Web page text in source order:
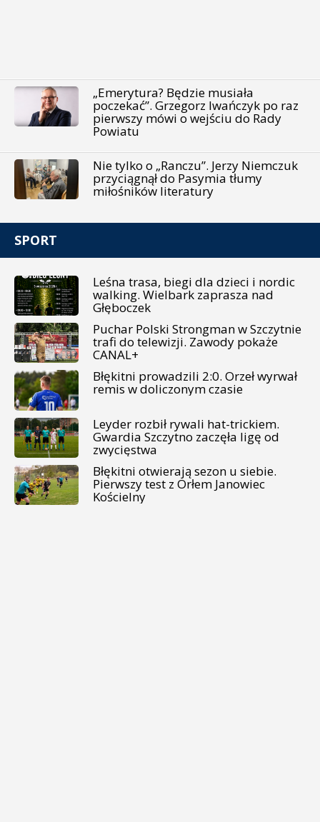
„Emerytura? Będzie musiała
poczekać”. Grzegorz Iwańczyk po raz
pierwszy mówi o wejściu do Rady
Powiatu
Nie tylko o „Ranczu”. Jerzy Niemczuk
przyciągnął do Pasymia tłumy
miłośników literatury
SPORT
Leśna trasa, biegi dla dzieci i nordic
walking. Wielbark zaprasza nad
Głęboczek
Puchar Polski Strongman w Szczytnie
trafi do telewizji. Zawody pokaże
CANAL+
Błękitni prowadzili 2:0. Orzeł wyrwał
remis w doliczonym czasie
Leyder rozbił rywali hat-trickiem.
Gwardia Szczytno zaczęła ligę od
zwycięstwa
Błękitni otwierają sezon u siebie.
Pierwszy test z Orłem Janowiec
Kościelny